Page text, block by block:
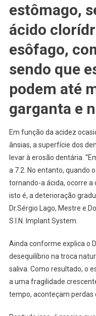
estômago,
ácido
esôfago,
sendo que
podem até
garganta e
Em função da acidez
ânsias, a superfície dos
levar à erosão dentária.
a 7.2. No entanto, quando
tornando-a ácida, ocorre
isto é, a deterioração
Dr.Sérgio Lago, Mestre e
S.I.N. Implant System.
Ainda conforme explica o
desequilíbrio na troca
saliva. Como resultado, o
a uma fragilidade
tempo, aconteçam perdas